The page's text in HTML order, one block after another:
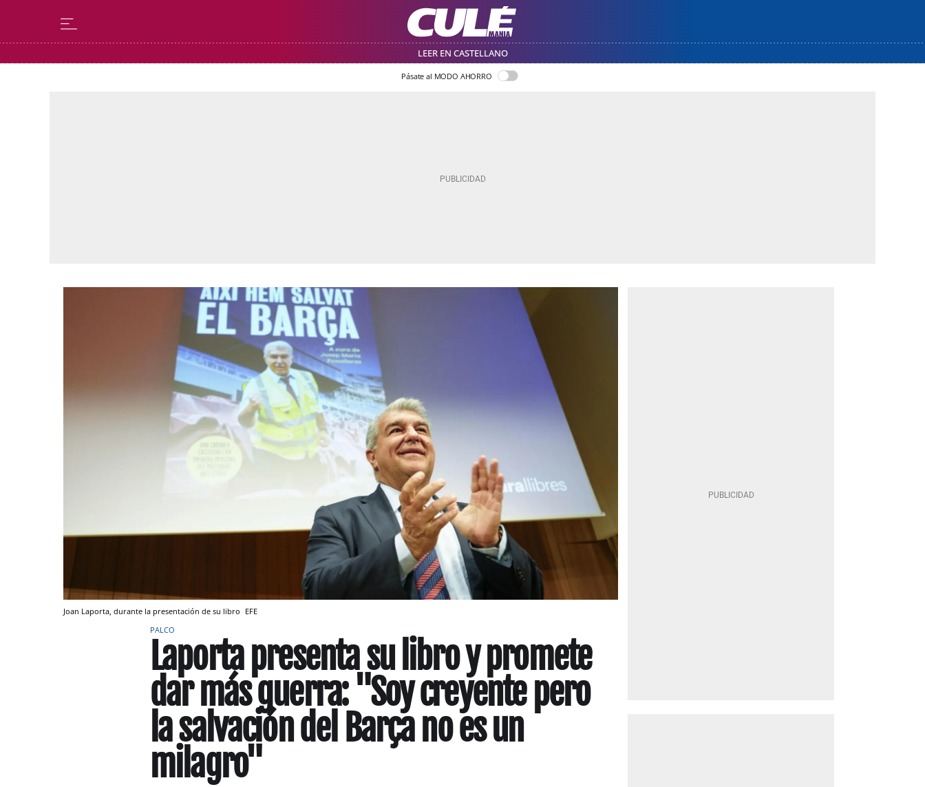
LEER EN CASTELLANO
Pásate al MODO AHORRO
Joan Laporta, durante la presentación de su libro EFE
PALCO
Laporta presenta su libro y promete
dar más guerra: "Soy creyente pero
la salvación del Barça no es un
milagro"